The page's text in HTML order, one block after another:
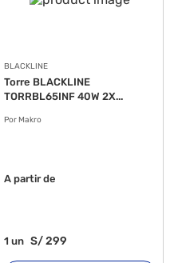
BLACKLINE
Torre BLACKLINE
TORRBL65INF 40W 2X...
Por Makro
A partir de
1 un S/299